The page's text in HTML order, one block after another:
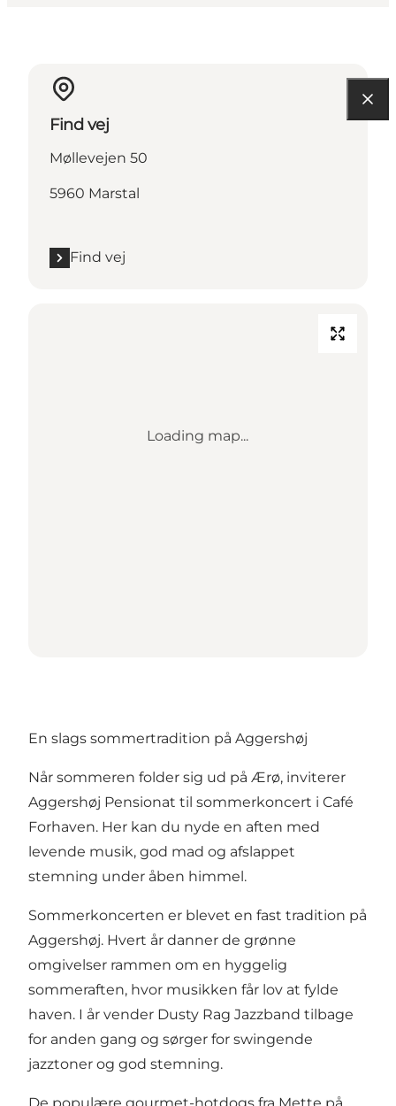
Find vej
Møllevejen 50
5960 Marstal
Find vej
Loading map...
En slags sommertradition på Aggershøj
Når sommeren folder sig ud på Ærø, inviterer
Aggershøj Pensionat til sommerkoncert i Café
Forhaven. Her kan du nyde en aften med
levende musik, god mad og afslappet
stemning under åben himmel.
Sommerkoncerten er blevet en fast tradition på
Aggershøj. Hvert år danner de grønne
omgivelser rammen om en hyggelig
sommeraften, hvor musikken får lov at fylde
haven. I år vender Dusty Rag Jazzband tilbage
for anden gang og sørger for swingende
jazztoner og god stemning.
De populære gourmet-hotdogs fra Mette på